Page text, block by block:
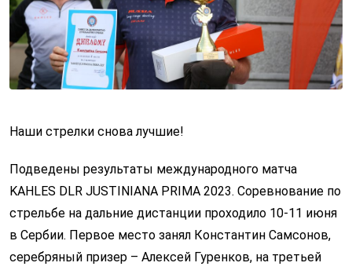
Наши стрелки снова лучшие!
Подведены результаты международного матча
KAHLES DLR JUSTINIANA PRIMA 2023. Соревнование по
стрельбе на дальние дистанции проходило 10-11 июня
в Сербии. Первое место занял Константин Самсонов,
серебряный призер – Алексей Гуренков, на третьей